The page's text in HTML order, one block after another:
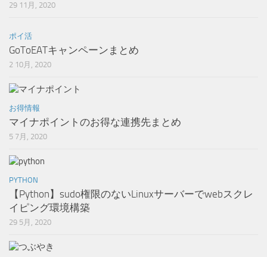
29 11月, 2020
ポイ活
GoToEATキャンペーンまとめ
2 10月, 2020
お得情報
マイナポイントのお得な連携先まとめ
5 7月, 2020
PYTHON
【Python】sudo権限のないLinuxサーバーでwebスクレ
イピング環境構築
29 5月, 2020